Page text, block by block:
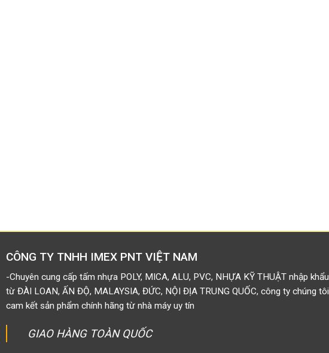
CÔNG TY TNHH IMEX PNT VIỆT NAM
-Chuyên cung cấp tấm nhựa POLY, MICA, ALU, PVC, NHỰA KỸ THUẬT nhập khẩu
từ ĐÀI LOAN, ẤN ĐỘ, MALAYSIA, ĐỨC, NỘI ĐỊA TRUNG QUỐC, công ty chúng tôi
cam kết sản phẩm chính hãng từ nhà máy uy tín
GIAO HÀNG TOÀN QUỐC